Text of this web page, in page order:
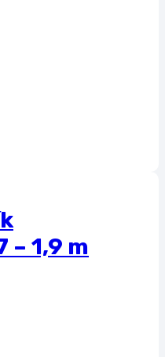
– 1,9 m